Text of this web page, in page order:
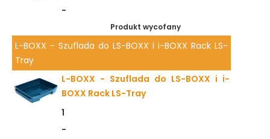
-
Produkt wycofany
L-BOXX - Szuflada do LS-BOXX i i-BOXX Rack LS-
Tray
L-BOXX - Szuflada do LS-BOXX i i-
BOXX Rack LS-Tray
1
-